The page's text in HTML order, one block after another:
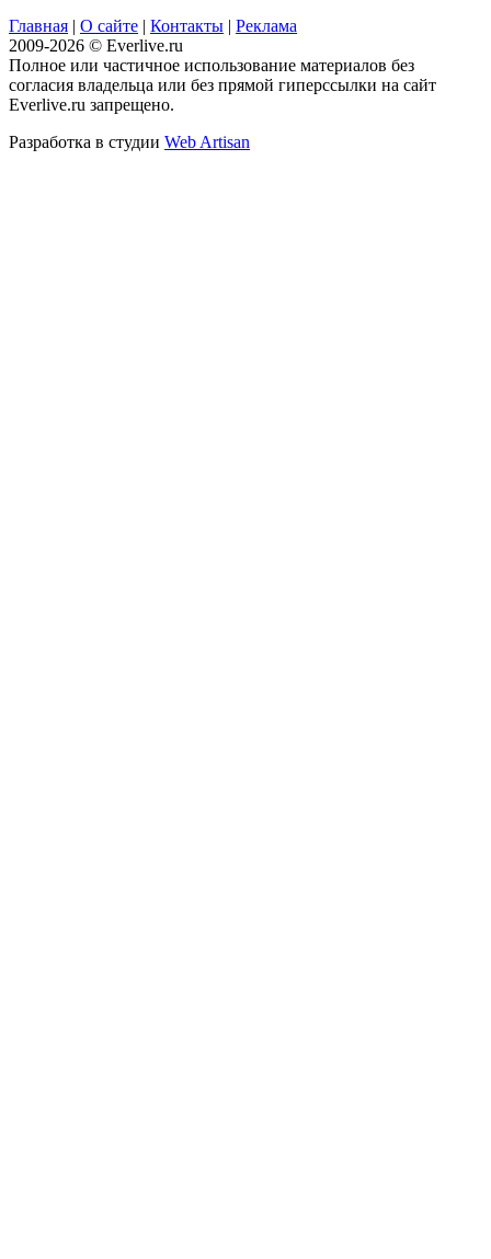
Главная | О сайте | Контакты | Реклама
2009-2026 © Everlive.ru
Полное или частичное использование материалов без
согласия владельца или без прямой гиперссылки на сайт
Everlive.ru запрещено.
Разработка в студии Web Artisan